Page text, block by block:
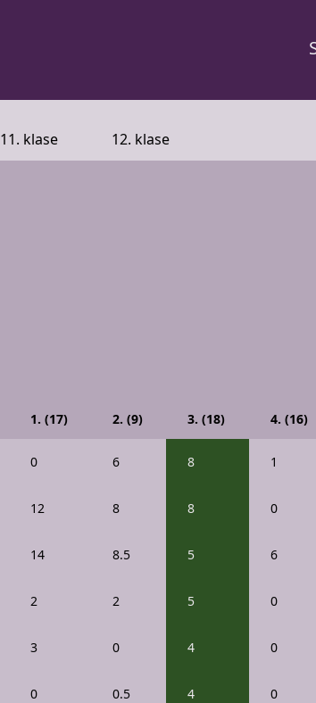
11. klase 12. klase
1. (17) 2. (9) 3. (18) 4. (16)
0 6 8 1
12 8 8 0
14 8.5 5 6
2 2 5 0
3 0 4 0
0 0.5 4 0